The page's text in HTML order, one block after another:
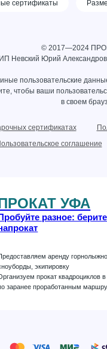
сертификаты
© 2017—2024
ИП Невский Юрий
пользовательские
чтобы ваши
в своем
сертификатах
соглашение
УФА
разное: берите
аренду
экипировку
прокат квадроциклов
заранее проработанным